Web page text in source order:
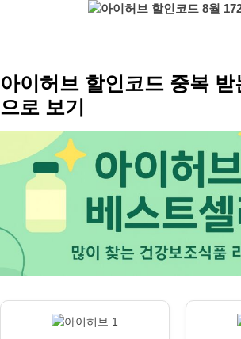
아이허브 할인코드 중복
으로 보기